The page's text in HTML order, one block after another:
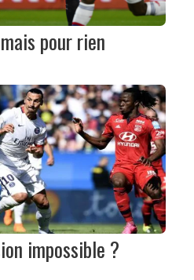
pour rien
impossible ?